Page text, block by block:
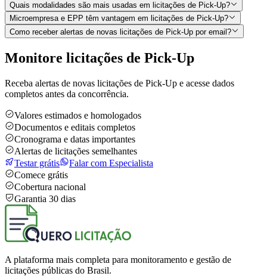
Quais modalidades são mais usadas em licitações de Pick-Up?
Microempresa e EPP têm vantagem em licitações de Pick-Up?
Como receber alertas de novas licitações de Pick-Up por email?
Monitore licitações de Pick-Up
Receba alertas de novas licitações de Pick-Up e acesse dados
completos antes da concorrência.
Valores estimados e homologados
Documentos e editais completos
Cronograma e datas importantes
Alertas de licitações semelhantes
Testar grátis
Falar com Especialista
Comece grátis
Cobertura nacional
Garantia 30 dias
A plataforma mais completa para monitoramento e gestão de
licitações públicas do Brasil.